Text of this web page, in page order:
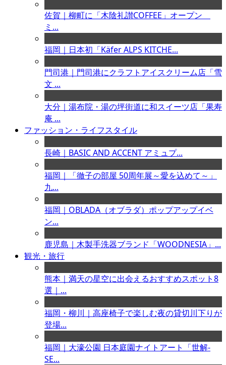
佐賀｜柳町に「木陰礼讃COFFEE」オープン
ミ...
福岡｜日本初「Käfer ALPS KITCHE...
門司港｜門司港にクラフトアイスクリーム店「雪
文 ...
大分｜湯布院・湯の坪街道に和スイーツ店「果寿
庵 ...
ファッション・ライフスタイル
長崎｜BASIC AND ACCENT アミュプ...
福岡｜「徹子の部屋 50周年展～愛を込めて～」
九...
福岡｜OBLADA（オブラダ）ポップアップイベ
ン...
鹿児島｜木製手洗器ブランド「WOODNESIA」...
観光・旅行
熊本｜満天の星空に出会えるおすすめスポット8
選｜...
福岡・柳川｜高座椅子で楽しむ夜の貸切川下りが
登場...
福岡｜大濠公園 日本庭園ナイトアート「世解-
SE...